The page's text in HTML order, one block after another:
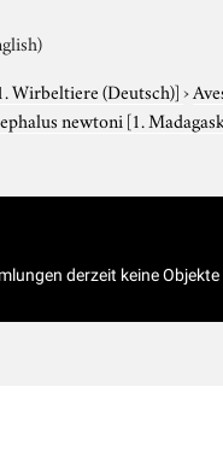
Wirbeltiere (Deutsch)]›
newtoni [1.
derzeit keine